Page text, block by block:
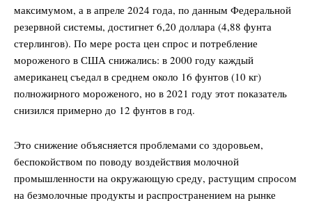
максимумом, а в апреле 2024 года, по данным Федеральной
резервной системы, достигнет 6,20 доллара (4,88 фунта
стерлингов). По мере роста цен спрос и потребление
мороженого в США снижались: в 2000 году каждый
американец съедал в среднем около 16 фунтов (10 кг)
полножирного мороженого, но в 2021 году этот показатель
снизился примерно до 12 фунтов в год.
Это снижение объясняется проблемами со здоровьем,
беспокойством по поводу воздействия молочной
промышленности на окружающую среду, растущим спросом
на безмолочные продукты и распространением на рынке